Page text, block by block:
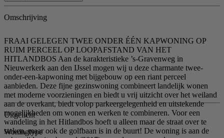
Omschrijving
FRAAI GELEGEN TWEE ONDER ÉÉN KAPWONING OP
RUIM PERCEEL OP LOOPAFSTAND VAN HET
HITLANDBOS Aan de karakteristieke ’s-Gravenweg in
Nieuwerkerk aan den IJssel mogen wij u deze charmante twee-
onder-een-kapwoning met bijgebouw op een riant perceel
aanbieden. Deze fijne gezinswoning combineert landelijk wonen
met moderne voorzieningen en biedt u vrij uitzicht over het weiland
aan de overkant, biedt volop parkeergelegenheid en uitstekende
mogelijkheden om wonen en werken te combineren. Voor een
wandeling in het Hitlandbos hoeft u alleen maar de straat over te
steken, maar ook de golfbaan is in de buurt! De woning is aan de
Uitgelicht
Woningtype